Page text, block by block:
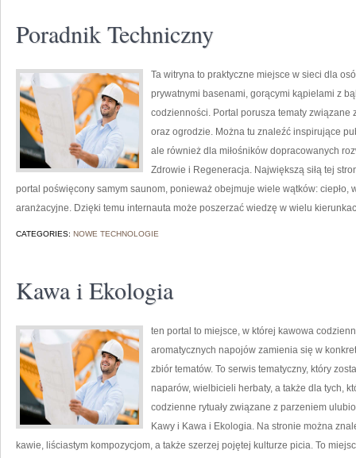
Poradnik Techniczny
Ta witryna to praktyczne miejsce w sieci dla
prywatnymi basenami, gorącymi kąpielami z
codzienności. Portal porusza tematy
oraz ogrodzie. Można tu znaleźć inspirujące
ale również dla miłośników dopracowanych
Zdrowie i Regeneracja. Największą siłą tej
portal poświęcony samym saunom, ponieważ obejmuje wiele wątków: ciepło,
aranżacyjne. Dzięki temu internauta może poszerzać wiedzę w wielu
CATEGORIES: NOWE TECHNOLOGIE
Kawa i Ekologia
ten portal to miejsce, w której kawowa
aromatycznych napojów zamienia się w
zbiór tematów. To serwis tematyczny, który
naparów, wielbicieli herbaty, a także dla tych,
codzienne rytuały związane z parzeniem
Kawy i Kawa i Ekologia. Na stronie można
kawie, liściastym kompozycjom, a także szerzej pojętej kulturze picia. To